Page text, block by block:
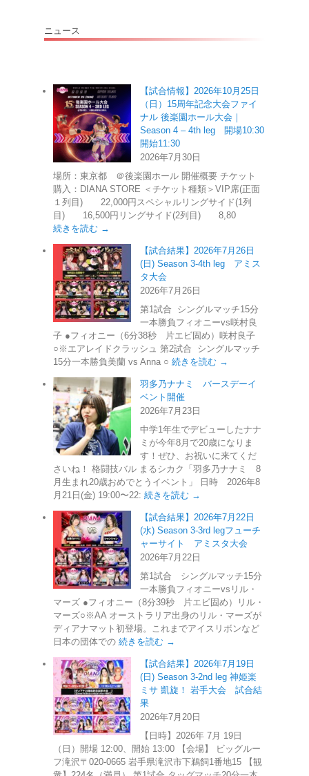
ニュース
【試合情報】2026年10月25日
（日）15周年記念大会ファイ
ナル 後楽園ホール大会｜
Season 4 – 4th leg 開場10:30
開始11:30
2026年7月30日
場所：東京都 ＠後楽園ホール 開催概要 チケット
購入：DIANA STORE ＜チケット種類＞VIP席(正面
１列目) 22,000円スペシャルリングサイド(1列
目) 16,500円リングサイド(2列目) 8,80
続きを読む →
【試合結果】2026年7月26日
(日) Season 3-4th leg アミス
タ大会
2026年7月26日
第1試合 シングルマッチ15分
一本勝負フィオニーvs咲村良
子 ●フィオニー（6分38秒 片エビ固め）咲村良子
○※エアレイドクラッシュ 第2試合 シングルマッチ
15分一本勝負美蘭 vs Anna ○ 続きを読む →
羽多乃ナナミ バースデーイ
ベント開催
2026年7月23日
中学1年生でデビューしたナナ
ミが今年8月で20歳になりま
す！ぜひ、お祝いに来てくだ
さいね！ 格闘技バル まるシカク「羽多乃ナナミ 8
月生まれ20歳おめでとうイベント」 日時 2026年8
月21日(金) 19:00〜22: 続きを読む →
【試合結果】2026年7月22日
(水) Season 3-3rd legフューチ
ャーサイト アミスタ大会
2026年7月22日
第1試合 シングルマッチ15分
一本勝負フィオニーvsリル・
マーズ ●フィオニー（8分39秒 片エビ固め）リル・
マーズ○※AA オーストラリア出身のリル・マーズが
ディアナマット初登場。これまでアイスリボンなど
日本の団体での 続きを読む →
【試合結果】2026年7月19日
(日) Season 3-2nd leg 神姫楽
ミサ 凱旋！ 岩手大会 試合結
果
2026年7月20日
【日時】2026年 7月 19日
（日）開場 12:00、開始 13:00 【会場】 ビッグルー
フ滝沢〒020-0665 岩手県滝沢市下鵜飼1番地15 【観